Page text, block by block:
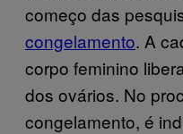
começo das
congelamento. A
corpo feminino
dos ovários. No
congelamento, é